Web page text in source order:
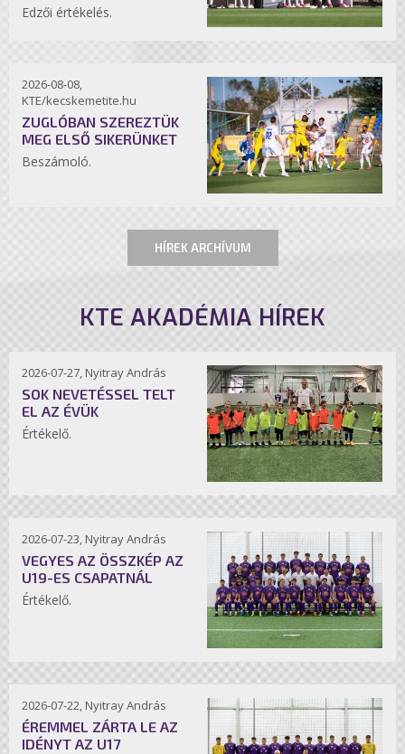
Edzői értékelés.
2026-08-08,
KTE/kecskemetite.hu
ZUGLÓBAN SZEREZTÜK
MEG ELSŐ SIKERÜNKET
Beszámoló.
HÍREK ARCHÍVUM
KTE AKADÉMIA HÍREK
2026-07-27, Nyitray András
SOK NEVETÉSSEL TELT
EL AZ ÉVÜK
Értékelő.
2026-07-23, Nyitray András
VEGYES AZ ÖSSZKÉP AZ
U19-ES CSAPATNÁL
Értékelő.
2026-07-22, Nyitray András
ÉREMMEL ZÁRTA LE AZ
IDÉNYT AZ U17